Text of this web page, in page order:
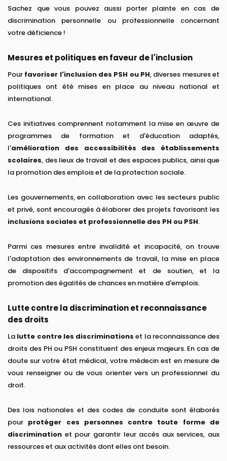
Sachez que vous pouvez aussi porter plainte en cas de
discrimination personnelle ou professionnelle concernant
votre déficience !
Mesures et politiques en faveur de l'inclusion
Pour favoriser l'inclusion des PSH ou PH, diverses mesures et
politiques ont été mises en place au niveau national et
international.
Ces initiatives comprennent notamment la mise en œuvre de
programmes de formation et d'éducation adaptés,
l'amélioration des accessibilités des établissements
scolaires, des lieux de travail et des espaces publics, ainsi que
la promotion des emplois et de la protection sociale.
Les gouvernements, en collaboration avec les secteurs public
et privé, sont encouragés à élaborer des projets favorisant les
inclusions sociales et professionnelle des PH ou PSH.
Parmi ces mesures entre invalidité et incapacité, on trouve
l'adaptation des environnements de travail, la mise en place
de dispositifs d'accompagnement et de soutien, et la
promotion des égalités de chances en matière d'emplois.
Lutte contre la discrimination et reconnaissance
des droits
La lutte contre les discriminations et la reconnaissance des
droits des PH ou PSH constituent des enjeux majeurs. En cas de
doute sur votre état médical, votre médecin est en mesure de
vous renseigner ou de vous orienter vers un professionnel du
droit.
Des lois nationales et des codes de conduite sont élaborés
pour protéger ces personnes contre toute forme de
discrimination et pour garantir leur accès aux services, aux
ressources et aux activités dont elles ont besoin.